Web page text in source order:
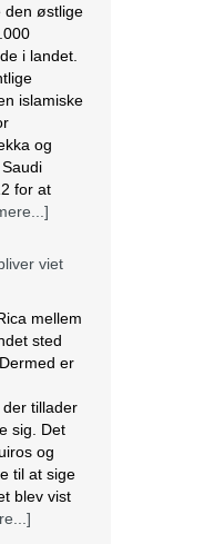
den østlige
i landet.
islamiske
og
for at
viet
mellem
sted
er
tillader
sig. Det
og
til at sige
blev vist